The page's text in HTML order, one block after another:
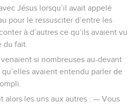
Jésus lorsqu’il avait appelé
pour le ressusciter d’entre les
à d’autres ce qu’ils avaient vu
du fait.
si nombreuses au-devant
qu’elles avaient entendu parler de
alors les uns aux autres : — Vous